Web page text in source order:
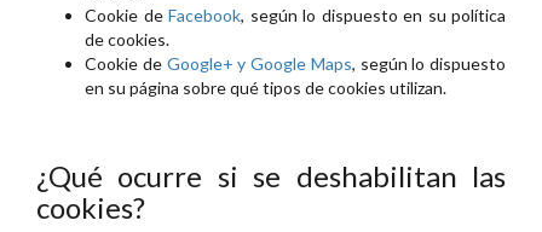
Cookie de Facebook, según lo dispuesto en su política
de cookies.
Cookie de Google+ y Google Maps, según lo dispuesto
en su página sobre qué tipos de cookies utilizan.
¿Qué ocurre si se deshabilitan las
cookies?